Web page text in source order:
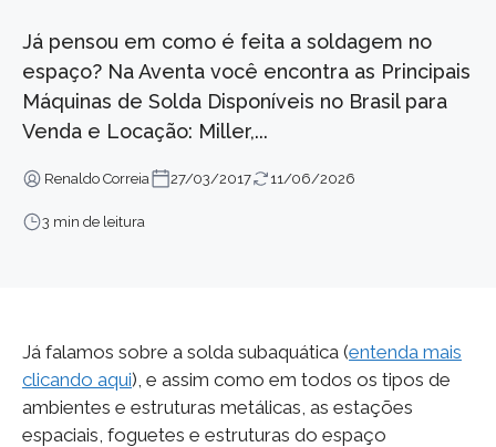
Já pensou em como é feita a soldagem no
espaço? Na Aventa você encontra as Principais
Máquinas de Solda Disponíveis no Brasil para
Venda e Locação: Miller,...
Renaldo Correia 27/03/2017 11/06/2026
3 min de leitura
Já falamos sobre a solda subaquática (entenda mais
clicando aqui), e assim como em todos os tipos de
ambientes e estruturas metálicas, as estações
espaciais, foguetes e estruturas do espaço